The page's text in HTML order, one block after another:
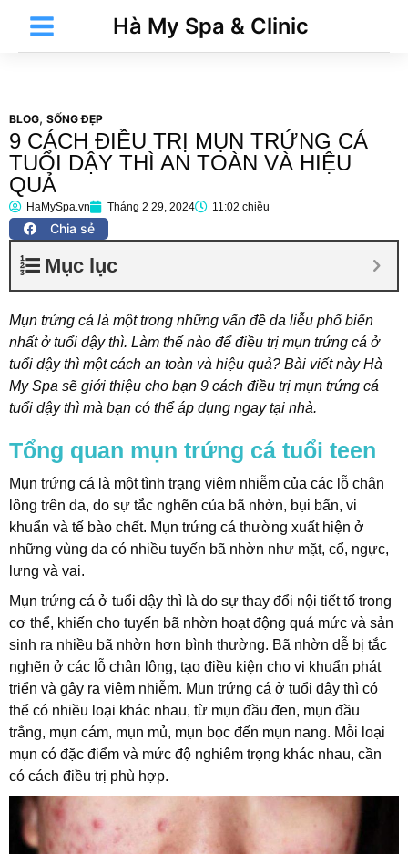
Main
Menu
Hà My Spa & Clinic
BLOG, SỐNG ĐẸP
9 CÁCH ĐIỀU TRỊ MỤN TRỨNG CÁ
TUỔI DẬY THÌ AN TOÀN VÀ HIỆU
QUẢ
HaMySpa.vn Tháng 2 29, 2024 11:02 chiều
Chia sẻ
Mục lục
Mụn trứng cá là một trong những vấn đề da liễu phổ biến
nhất ở tuổi dậy thì. Làm thế nào để điều trị mụn trứng cá ở
tuổi dậy thì một cách an toàn và hiệu quả? Bài viết này Hà
My Spa sẽ giới thiệu cho bạn 9 cách điều trị mụn trứng cá
tuổi dậy thì mà bạn có thể áp dụng ngay tại nhà.
Tổng quan mụn trứng cá tuổi teen
Mụn trứng cá là một tình trạng viêm nhiễm của các lỗ chân
lông trên da, do sự tắc nghẽn của bã nhờn, bụi bẩn, vi
khuẩn và tế bào chết. Mụn trứng cá thường xuất hiện ở
những vùng da có nhiều tuyến bã nhờn như mặt, cổ, ngực,
lưng và vai.
Mụn trứng cá ở tuổi dậy thì là do sự thay đổi nội tiết tố trong
cơ thể, khiến cho tuyến bã nhờn hoạt động quá mức và sản
sinh ra nhiều bã nhờn hơn bình thường. Bã nhờn dễ bị tắc
nghẽn ở các lỗ chân lông, tạo điều kiện cho vi khuẩn phát
triển và gây ra viêm nhiễm. Mụn trứng cá ở tuổi dậy thì có
thể có nhiều loại khác nhau, từ mụn đầu đen, mụn đầu
trắng, mụn cám, mụn mủ, mụn bọc đến mụn nang. Mỗi loại
mụn có đặc điểm và mức độ nghiêm trọng khác nhau, cần
có cách điều trị phù hợp.